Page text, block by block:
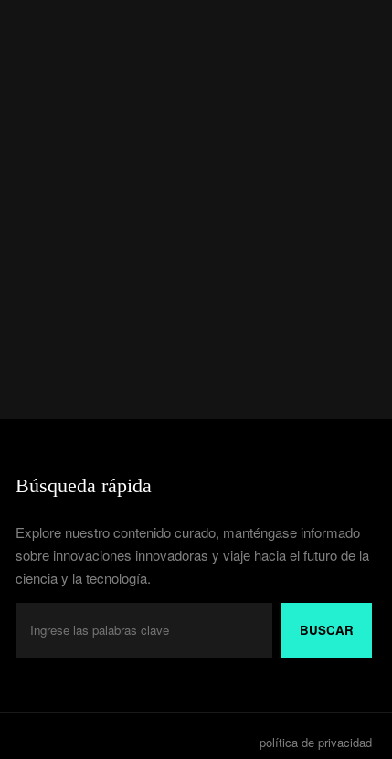
Búsqueda rápida
Explore nuestro contenido curado, manténgase informado
sobre innovaciones innovadoras y viaje hacia el futuro de la
ciencia y la tecnología.
BUSCAR
política de privacidad